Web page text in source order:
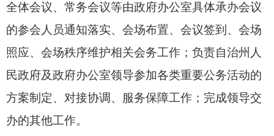
全体会议、 常务会议等由政府办公室具体承办会议
的参会人员通知落实、 会场布置、 会议签到、 会场
照应、 会场秩序维护相关会务工作； 负责自治州人
民政府及政府办公室领导参加各类重要公务活动的
方案制定、 对接协调、 服务保障工作； 完成领导交
办的其他工作。